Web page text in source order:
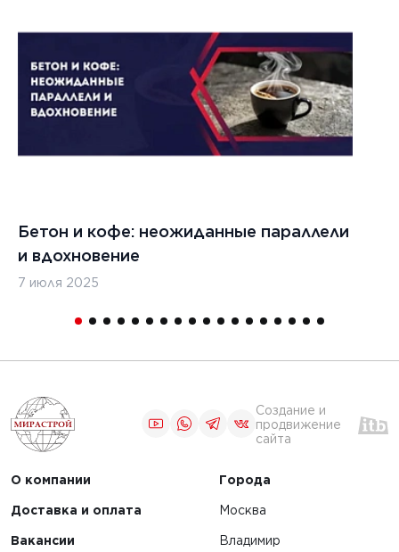
г.
Бетон и кофе: неожиданные параллели
и вдохновение
7 июля 2025
Создание и
продвижение
сайта
О компании
Доставка и оплата
Вакансии
Города
Москва
Владимир